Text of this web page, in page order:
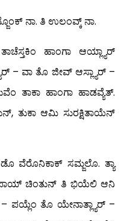
ನಾ. ತಿ ಉಲಂವ್ಕ್ ನಾ.
ಹಾಂಗಾ ಆಯ್ಲ್ಯಾರ್
– ವಾ ತೊ ಜೀವ್ ಆಸ್ಲ್ಯಾರ್ –
ತಾಕಾ ಹಾಂಗಾ ಹಾಡವ್ಯೆತ್.
ತುಕಾ ಆಮಿ ಸುರಕ್ಷಿತಾಯೆನ್
ವೆರೊನಿಕಾಕ್ ಸಮ್ಜಲೊ. ತ್ಯಾ
ಚಿಂತುನ್ ತಿ ಭಿಯೆಲಿ ಆನಿ
ಪಯ್ಲೆಂ ತೊ ಯೇನಾತ್ಲ್ಯಾರ್ –